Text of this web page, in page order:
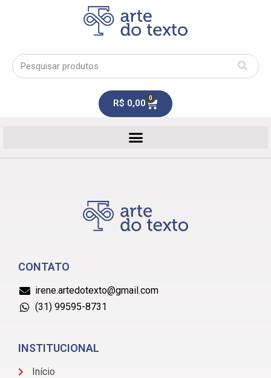
R$ 0,00 0
CONTATO
irene.artedotexto@gmail.com
(31) 99595-8731
INSTITUCIONAL
Início